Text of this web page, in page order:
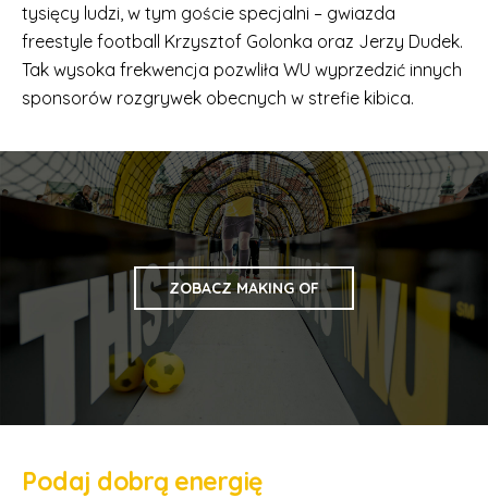
tysięcy ludzi, w tym goście specjalni – gwiazda
freestyle football Krzysztof Golonka oraz Jerzy Dudek.
Tak wysoka frekwencja pozwliła WU wyprzedzić innych
sponsorów rozgrywek obecnych w strefie kibica.
ZOBACZ MAKING OF
Podaj dobrą energię